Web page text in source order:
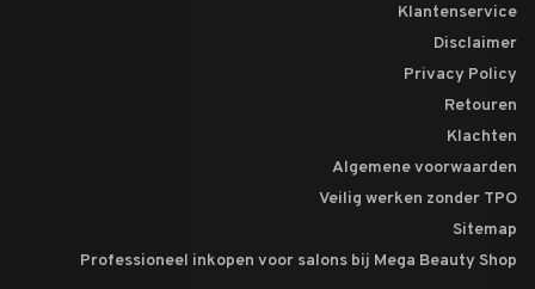
Klantenservice
Disclaimer
Privacy Policy
Retouren
Klachten
Algemene voorwaarden
Veilig werken zonder TPO
Sitemap
Professioneel inkopen voor salons bij Mega Beauty Shop